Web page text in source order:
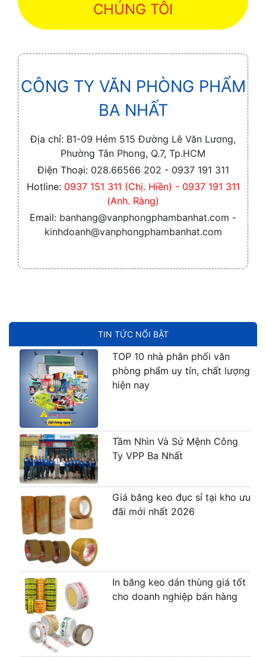
TIN TỨC NỔI BẬT
TOP 10 nhà phân phối văn
phòng phẩm uy tín, chất lượng
hiện nay
Tầm Nhìn Và Sứ Mệnh Công
Ty VPP Ba Nhất
Giá băng keo đục sỉ tại kho ưu
đãi mới nhất 2026
In băng keo dán thùng giá tốt
cho doanh nghiệp bán hàng
CHÚNG TÔI
CÔNG TY VĂN PHÒNG PHẨM
BA NHẤT
Địa chỉ: B1-09 Hẻm 515 Đường Lê Văn Lương,
Phường Tân Phong, Q.7, Tp.HCM
Điện Thoại: 028.66566 202 - 0937 191 311
Hotline: 0937 151 311 (Chị. Hiền) - 0937 191 311
(Anh. Ràng)
Email: banhang@vanphongphambanhat.com -
kinhdoanh@vanphongphambanhat.com